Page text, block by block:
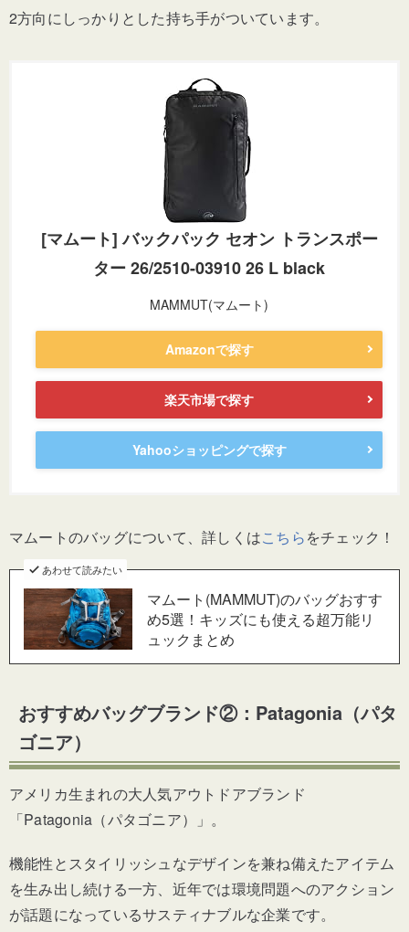
2方向にしっかりとした持ち手がついています。
[マムート] バックパック セオン トランスポー
ター 26/2510-03910 26 L black
MAMMUT(マムート)
Amazonで探す
楽天市場で探す
Yahooショッピングで探す
マムートのバッグについて、詳しくはこちらをチェック！
あわせて読みたい
マムート(MAMMUT)のバッグおすす
め5選！キッズにも使える超万能リ
ュックまとめ
おすすめバッグブランド②：Patagonia（パタ
ゴニア）
アメリカ生まれの大人気アウトドアブランド
「Patagonia（パタゴニア）」。
機能性とスタイリッシュなデザインを兼ね備えたアイテム
を生み出し続ける一方、近年では環境問題へのアクション
が話題になっているサスティナブルな企業です。